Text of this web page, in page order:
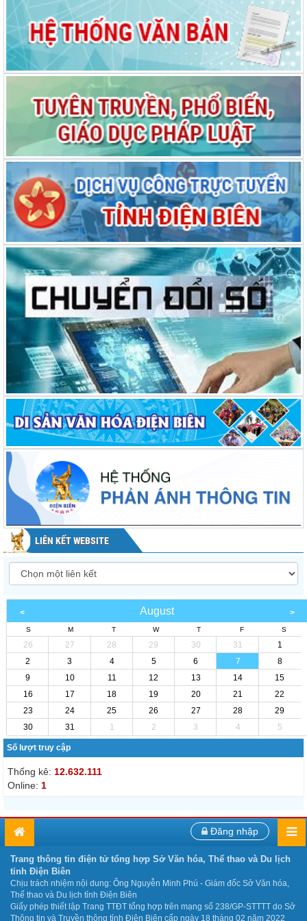
LIÊN KẾT WEBSITE
August
S M T W T F S
26 27 28 29 30 31
1
2
3 4 5 6 7
8
9
10 11 12 13 14
15
16
17 18 19 20 21
22
23
24 25 26 27 28
29
30
31 1 2 3 4 5
Số lượt truy cập
Thống kê: 12.632.111
Online: 1
Đăng nhập
Trang thông tin điện tử tổng hợp Sở Văn hóa, Thể thao và Du lịch
tỉnh Điện Biên
Chịu trách nhiệm nội dung: Ông Nguyễn Minh Phú - Giám đốc Sở Văn hóa,
Thể thao và Du lịch tỉnh Điện Biên
Giấy phép thiết lập Trang TTĐT tổng hợp trên mạng số 238/GP-STTTT do Sở
Thông tin và Truyền thông tỉnh Điện Biên cấp ngày 18 tháng 02 năm 2022